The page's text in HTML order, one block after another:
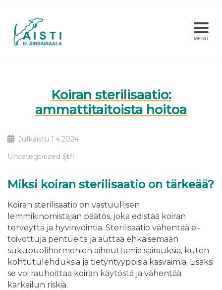
MENU
Koiran sterilisaatio:
ammattitaitoista hoitoa
Julkaistu 1.4.2024
Uncategorized @fi
Miksi koiran sterilisaatio on tärkeää?
Koiran sterilisaatio on vastuullisen
lemmikinomistajan päätös, joka edistää koiran
terveyttä ja hyvinvointia. Sterilisaatio vähentää ei-
toivottuja pentueita ja auttaa ehkäisemään
sukupuolihormonien aiheuttamia sairauksia, kuten
kohtutulehduksia ja tietyntyyppisiä kasvaimia. Lisäksi
se voi rauhoittaa koiran käytöstä ja vähentää
karkailun riskiä.